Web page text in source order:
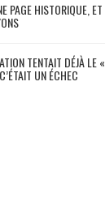
PAGE HISTORIQUE,
TENTAIT DÉJÀ LE
UN ÉCHEC